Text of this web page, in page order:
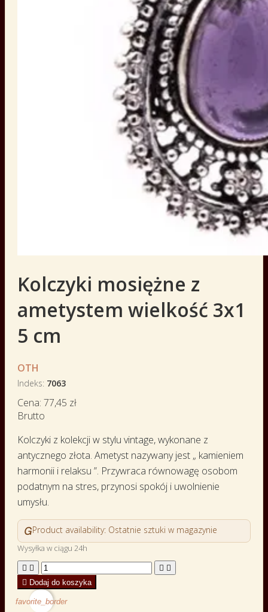
Kolczyki mosiężne z
ametystem wielkość 3x1
5 cm
OTH
Indeks 7063
Cena: 77,45 zł
Brutto
Kolczyki z kolekcji w stylu vintage, wykonane z
antycznego złota. Ametyst nazywany jest „ kamieniem
harmonii i relaksu ”. Przywraca równowagę osobom
podatnym na stres, przynosi spokój i uwolnienie
umysłu.
Product availability: Ostatnie sztuki w magazynie
Wysyłka w ciągu 24h
   
 Dodaj do koszyka
favorite_border